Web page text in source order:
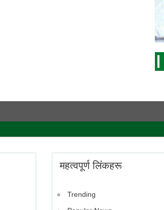
महत्वपूर्ण लिंकहरू
Trending